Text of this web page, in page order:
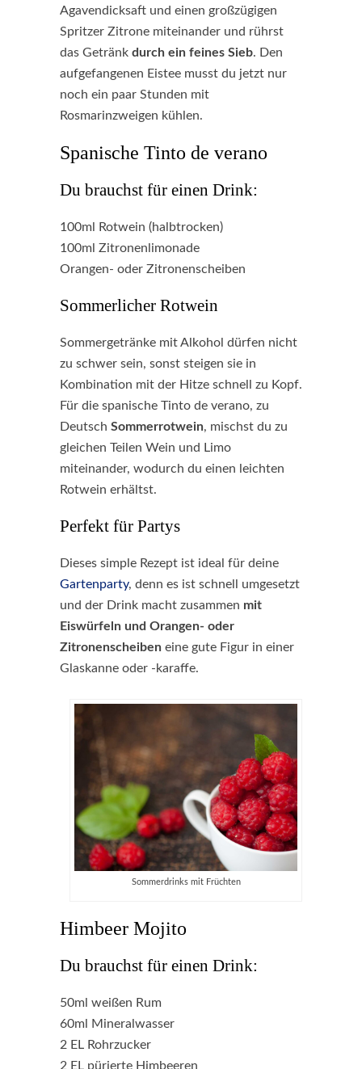
Agavendicksaft und einen großzügigen
Spritzer Zitrone miteinander und rührst
das Getränk durch ein feines Sieb. Den
aufgefangenen Eistee musst du jetzt nur
noch ein paar Stunden mit
Rosmarinzweigen kühlen.
Spanische Tinto de verano
Du brauchst für einen Drink:
100ml Rotwein (halbtrocken)
100ml Zitronenlimonade
Orangen- oder Zitronenscheiben
Sommerlicher Rotwein
Sommergetränke mit Alkohol dürfen nicht
zu schwer sein, sonst steigen sie in
Kombination mit der Hitze schnell zu Kopf.
Für die spanische Tinto de verano, zu
Deutsch Sommerrotwein, mischst du zu
gleichen Teilen Wein und Limo
miteinander, wodurch du einen leichten
Rotwein erhältst.
Perfekt für Partys
Dieses simple Rezept ist ideal für deine
Gartenparty, denn es ist schnell umgesetzt
und der Drink macht zusammen mit
Eiswürfeln und Orangen- oder
Zitronenscheiben eine gute Figur in einer
Glaskanne oder -karaffe.
Sommerdrinks mit Früchten
Himbeer Mojito
Du brauchst für einen Drink:
50ml weißen Rum
60ml Mineralwasser
2 EL Rohrzucker
2 EL pürierte Himbeeren